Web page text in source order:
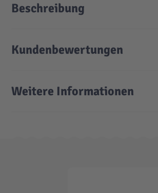
Beschreibung
Kundenbewertungen
Weitere Informationen